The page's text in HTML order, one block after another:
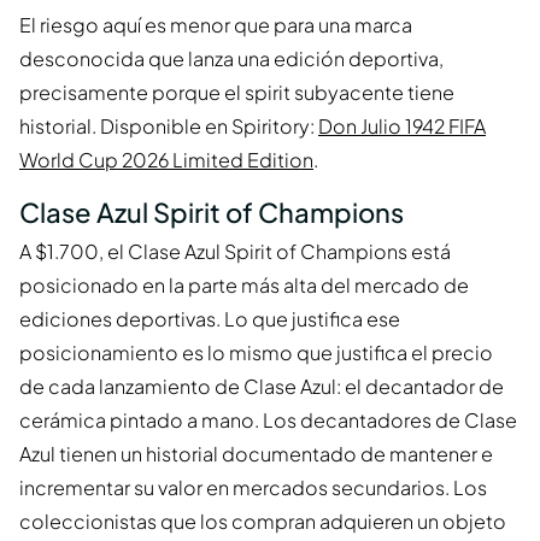
El riesgo aquí es menor que para una marca
desconocida que lanza una edición deportiva,
precisamente porque el spirit subyacente tiene
historial. Disponible en Spiritory: Don Julio 1942 FIFA
World Cup 2026 Limited Edition.
Clase Azul Spirit of Champions
A $1.700, el Clase Azul Spirit of Champions está
posicionado en la parte más alta del mercado de
ediciones deportivas. Lo que justifica ese
posicionamiento es lo mismo que justifica el precio
de cada lanzamiento de Clase Azul: el decantador de
cerámica pintado a mano. Los decantadores de Clase
Azul tienen un historial documentado de mantener e
incrementar su valor en mercados secundarios. Los
coleccionistas que los compran adquieren un objeto